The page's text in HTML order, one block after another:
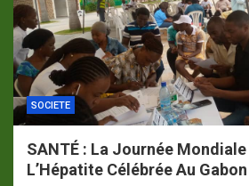
SOCIETE
SANTÉ : La Journée
L’Hépatite Célébrée Au Gabon